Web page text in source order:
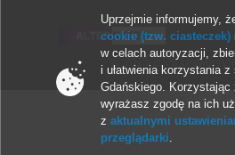
© 2013-2026
Uprzejmie informujemy,
cookie (tzw. ciasteczek)
w celach autoryzacji,
i ułatwienia korzystania
Gdańskiego.
wyrażasz zgodę na ich
zaktualnymi
przeglądarki.